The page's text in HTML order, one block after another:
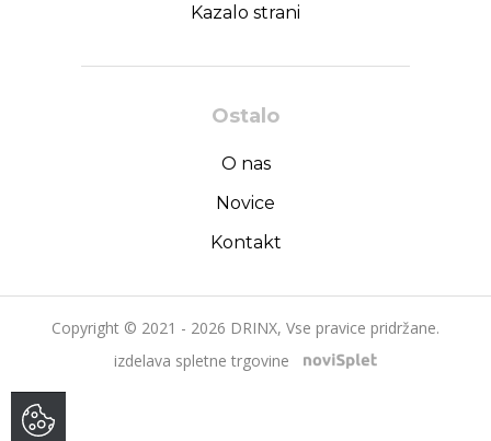
Kazalo strani
Ostalo
O nas
Novice
Kontakt
Copyright © 2021 - 2026 DRINX, Vse pravice pridržane.
izdelava spletne trgovine